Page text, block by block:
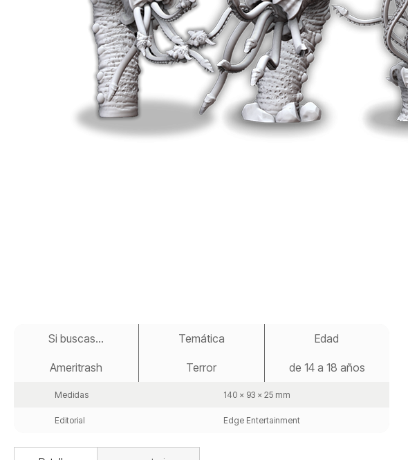
comienzoSi buscas...
Ameritrash
Temática
Terror
Edad
de 14 a 18 años
Medidas 140 x 93 x 25 mm
Editorial Edge Entertainment